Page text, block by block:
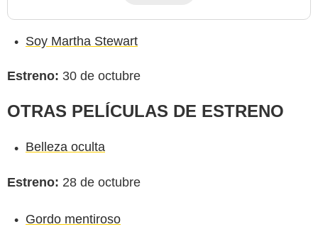
Soy Martha Stewart
Estreno: 30 de octubre
OTRAS PELÍCULAS DE ESTRENO
Belleza oculta
Estreno: 28 de octubre
Gordo mentiroso